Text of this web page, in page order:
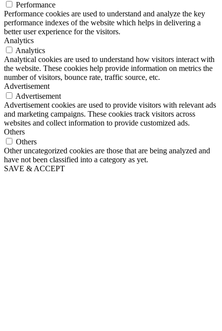
Performance
Performance cookies are used to understand and analyze the key
performance indexes of the website which helps in delivering a
better user experience for the visitors.
Analytics
Analytics
Analytical cookies are used to understand how visitors interact with
the website. These cookies help provide information on metrics the
number of visitors, bounce rate, traffic source, etc.
Advertisement
Advertisement
Advertisement cookies are used to provide visitors with relevant ads
and marketing campaigns. These cookies track visitors across
websites and collect information to provide customized ads.
Others
Others
Other uncategorized cookies are those that are being analyzed and
have not been classified into a category as yet.
SAVE & ACCEPT